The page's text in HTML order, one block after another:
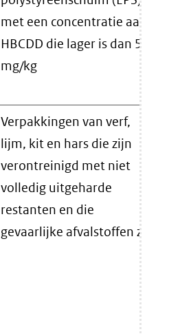
met een concentratie aan
HBCDD die lager is dan 500
mg/kg
Verpakkingen van verf,
lijm, kit en hars die zijn
verontreinigd met niet
volledig uitgeharde
restanten en die
gevaarlijke afvalstoffen zijn